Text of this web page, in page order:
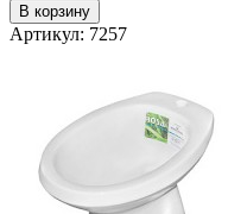
В корзину
Артикул: 7257